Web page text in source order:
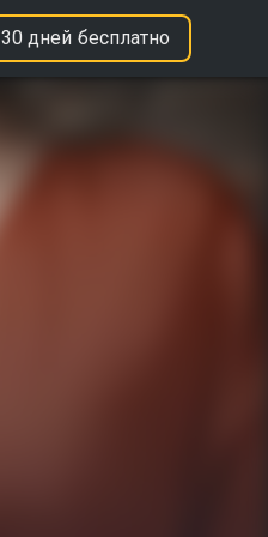
30 дней бесплатно